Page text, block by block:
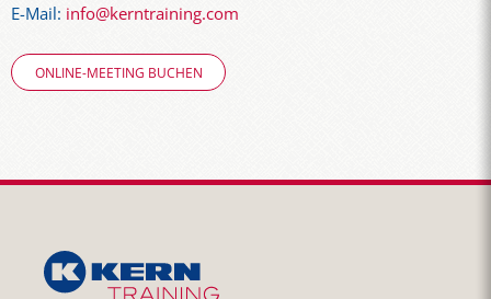
E-Mail: info@kerntraining.com
ONLINE-MEETING BUCHEN